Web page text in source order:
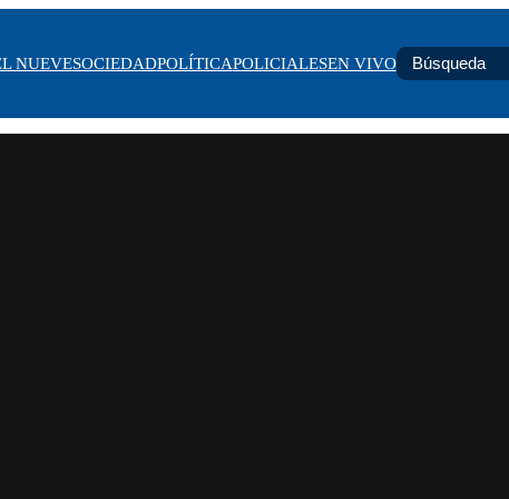
NUEVESOCIEDADPOLÍTICAPOLICIALESEN VIVO